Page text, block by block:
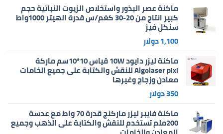
ماكنة عصر البذور واستخلاص الزيوت النباتية حجم
كبير انتاج من 20-30 كغم/س قدرة الهيتر 1000واط
سنكل فيز
1,100دولار
ماكنة ليزر دايود 10W قياس 10*10سم ماركة
Algolaser pixi للنقش والكتابة على جميع الخامات
معادن وزجاج وغيرها
350دولار
ماكنة فايبر ليزر ماركنج قدرة 70 واط مع عدسة
200ملم تستخدم للنقش والكتابة على الذهب وجميع